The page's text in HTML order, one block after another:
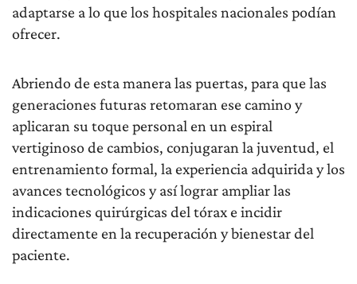
adaptarse a lo que los hospitales nacionales podían
ofrecer.
Abriendo de esta manera las puertas, para que las
generaciones futuras retomaran ese camino y
aplicaran su toque personal en un espiral
vertiginoso de cambios, conjugaran la juventud, el
entrenamiento formal, la experiencia adquirida y los
avances tecnológicos y así lograr ampliar las
indicaciones quirúrgicas del tórax e incidir
directamente en la recuperación y bienestar del
paciente.